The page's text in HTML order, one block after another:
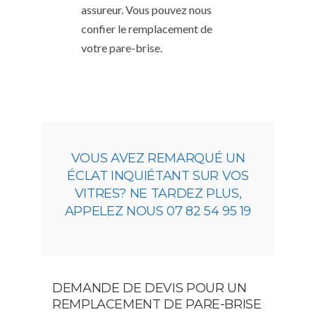
assureur. Vous pouvez nous
confier le remplacement de
votre pare-brise.
VOUS AVEZ REMARQUÉ UN
ÉCLAT INQUIÉTANT SUR VOS
VITRES? NE TARDEZ PLUS,
APPELEZ NOUS 07 82 54 95 19
DEMANDE DE DEVIS POUR UN
REMPLACEMENT DE PARE-BRISE